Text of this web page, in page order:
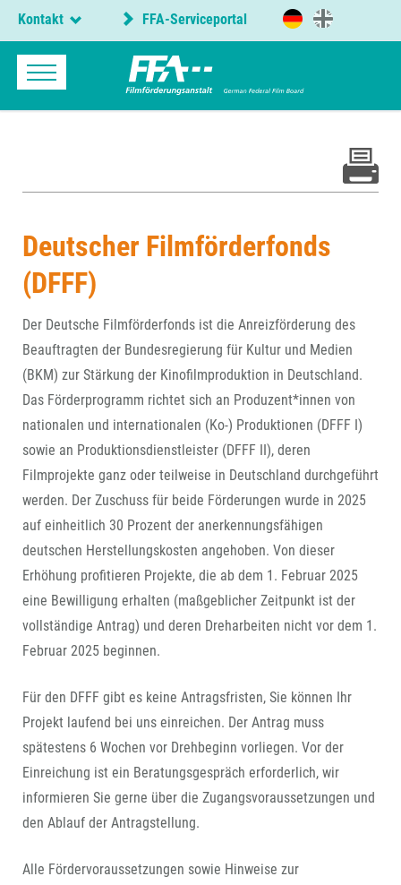
Kontakt FFA-Serviceportal
Deutscher Filmförderfonds
(DFFF)
Der Deutsche Filmförderfonds ist die Anreizförderung des
Beauftragten der Bundesregierung für Kultur und Medien
(BKM) zur Stärkung der Kinofilmproduktion in Deutschland.
Das Förderprogramm richtet sich an Produzent*innen von
nationalen und internationalen (Ko-) Produktionen (DFFF I)
sowie an Produktionsdienstleister (DFFF II), deren
Filmprojekte ganz oder teilweise in Deutschland durchgeführt
werden. Der Zuschuss für beide Förderungen wurde in 2025
auf einheitlich 30 Prozent der anerkennungsfähigen
deutschen Herstellungskosten angehoben. Von dieser
Erhöhung profitieren Projekte, die ab dem 1. Februar 2025
eine Bewilligung erhalten (maßgeblicher Zeitpunkt ist der
vollständige Antrag) und deren Dreharbeiten nicht vor dem 1.
Februar 2025 beginnen.
Für den DFFF gibt es keine Antragsfristen, Sie können Ihr
Projekt laufend bei uns einreichen. Der Antrag muss
spätestens 6 Wochen vor Drehbeginn vorliegen. Vor der
Einreichung ist ein Beratungsgespräch erforderlich, wir
informieren Sie gerne über die Zugangsvoraussetzungen und
den Ablauf der Antragstellung.
Alle Fördervoraussetzungen sowie Hinweise zur